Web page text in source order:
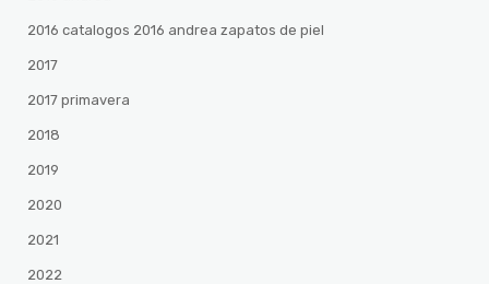
2016 catalogos 2016 andrea zapatos de piel
2017
2017 primavera
2018
2019
2020
2021
2022